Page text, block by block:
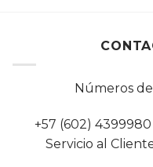
Números
+57 (602) 4399980
Servicio al